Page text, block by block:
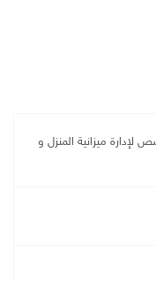
لإدارة ميزانية المنزل و